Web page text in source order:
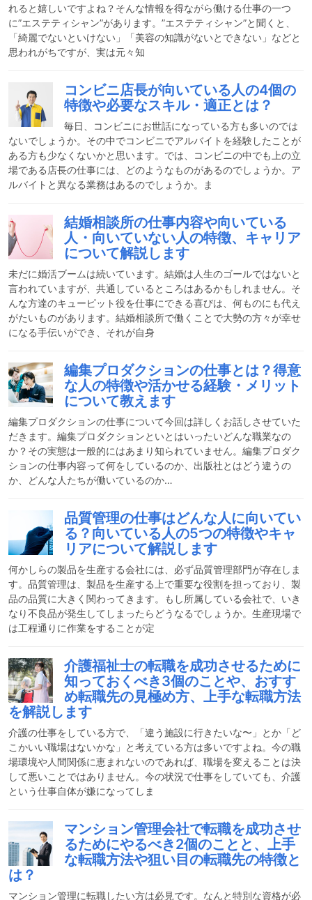
れると嬉しいですよね？そんな情報を得ながら働ける仕事の一つ
に”エステティシャン”があります。”エステティシャン”と聞くと、
「綺麗でないといけない」「美容の知識がないとできない」などと
思われがちですが、実は元々知
コンビニ店長が向いている人の4個の
特徴や必要なスキル・適正とは？
毎日、コンビニにお世話になっている方も多いのでは
ないでしょうか。その中でコンビニでアルバイトを経験したことが
ある方も少なくないかと思います。では、コンビニの中でも上の立
場である店長の仕事には、どのようなものがあるのでしょうか。ア
ルバイトと異なる業務はあるのでしょうか。ま
結婚相談所の仕事内容や向いている
人・向いていない人の特徴、キャリア
について解説します
未だに婚活ブームは続いています。結婚は人生のゴールではないと
言われていますが、共通しているところはあるかもしれません。そ
んな方達のキューピット役を仕事にできる喜びは、何ものにも代え
がたいものがあります。結婚相談所で働くことで大勢の方々が幸せ
になる手伝いができ、それが自身
編集プロダクションの仕事とは？得意
な人の特徴や活かせる経験・メリット
について教えます
編集プロダクションの仕事について今回は詳しくお話しさせていた
だきます。編集プロダクションといとはいったいどんな職業なの
か？その実態は一般的にはあまり知られていません。編集プロダク
ションの仕事内容って何をしているのか、出版社とはどう違うの
か、どんな人たちが働いているのか…
品質管理の仕事はどんな人に向いてい
る？向いている人の5つの特徴やキャ
リアについて解説します
何かしらの製品を生産する会社には、必ず品質管理部門が存在しま
す。品質管理は、製品を生産する上で重要な役割を担っており、製
品の品質に大きく関わってきます。もし所属している会社で、いき
なり不良品が発生してしまったらどうなるでしょうか。生産現場で
は工程通りに作業をすることが定
介護福祉士の転職を成功させるために
知っておくべき3個のことや、おすす
め転職先の見極め方、上手な転職方法
を解説します
介護の仕事をしている方で、「違う施設に行きたいな〜」とか「ど
こかいい職場はないかな」と考えている方は多いですよね。今の職
場環境や人間関係に恵まれないのであれば、職場を変えることは決
して悪いことではありません。今の状況で仕事をしていても、介護
という仕事自体が嫌になってしま
マンション管理会社で転職を成功させ
るためにやるべき2個のことと、上手
な転職方法や狙い目の転職先の特徴と
は？
マンション管理に転職したい方は必見です。なんと特別な資格が必